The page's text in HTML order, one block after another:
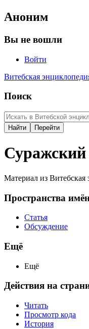
Аноним
Вы не вошли
Войти
Витебская
Поиск
Суражский
Материал из Витебская
Пространства
Статья
Обсуждение
Ещё
Ещё
Действия на
Читать
Просмотр кода
История